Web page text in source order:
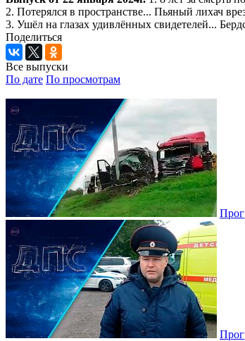
2. Потерялся в пространстве... Пьяный лихач
3. Ушёл на глазах удивлённых свидетелей...
Поделиться
Все выпуски
По дате По просмотрам